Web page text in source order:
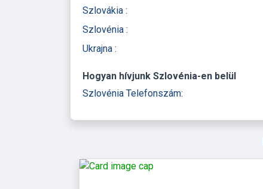
Szlovákia :
Szlovénia :
Ukrajna :
Hogyan hívjunk Szlovénia-en belül
Szlovénia Telefonszám: